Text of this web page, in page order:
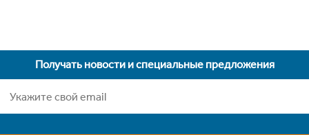
Получать новости и специальные предложения